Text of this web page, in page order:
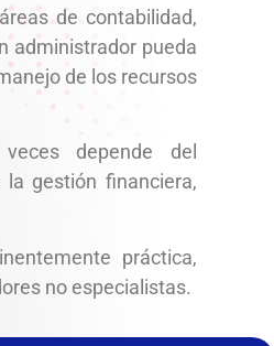
de contabilidad,
administrador pueda
de los recursos
depende del
gestión financiera,
práctica,
no especialistas.